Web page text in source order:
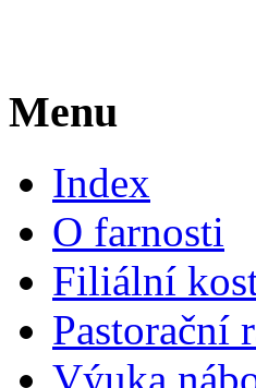
Menu
Index
O farnosti
Filiální
Pastorační
Výuka